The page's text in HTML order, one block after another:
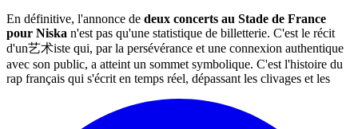
En définitive, l'annonce de deux concerts au Stade de France
pour Niska n'est pas qu'une statistique de billetterie. C'est le récit
d'un艺术iste qui, par la persévérance et une connexion authentique
avec son public, a atteint un sommet symbolique. C'est l'histoire du
rap français qui s'écrit en temps réel, dépassant les clivages et les